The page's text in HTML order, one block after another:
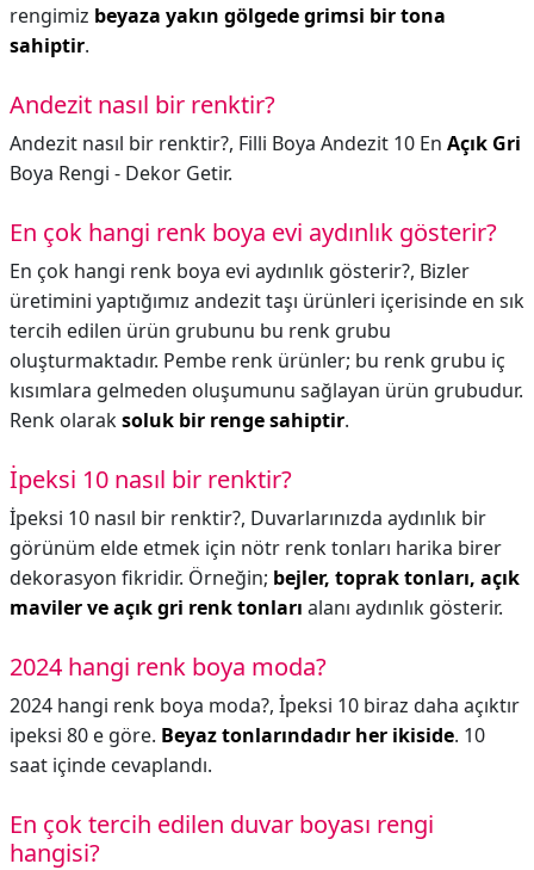
rengimiz beyaza yakın gölgede grimsi bir tona
sahiptir.
Andezit nasıl bir renktir?
Andezit nasıl bir renktir?, Filli Boya Andezit 10 En Açık Gri
Boya Rengi - Dekor Getir.
En çok hangi renk boya evi aydınlık gösterir?
En çok hangi renk boya evi aydınlık gösterir?, Bizler
üretimini yaptığımız andezit taşı ürünleri içerisinde en sık
tercih edilen ürün grubunu bu renk grubu
oluşturmaktadır. Pembe renk ürünler; bu renk grubu iç
kısımlara gelmeden oluşumunu sağlayan ürün grubudur.
Renk olaraksoluk bir renge sahiptir.
İpeksi 10 nasıl bir renktir?
İpeksi 10 nasıl bir renktir?, Duvarlarınızda aydınlık bir
görünüm elde etmek için nötr renk tonları harika birer
dekorasyon fikridir. Örneğin; bejler, toprak tonları, açık
maviler ve açık gri renk tonları alanı aydınlık gösterir.
2024 hangi renk boya moda?
2024 hangi renk boya moda?, İpeksi 10 biraz daha açıktır
ipeksi 80 e göre. Beyaz tonlarındadır her ikiside. 10
saat içinde cevaplandı.
En çok tercih edilen duvar boyası rengi
hangisi?